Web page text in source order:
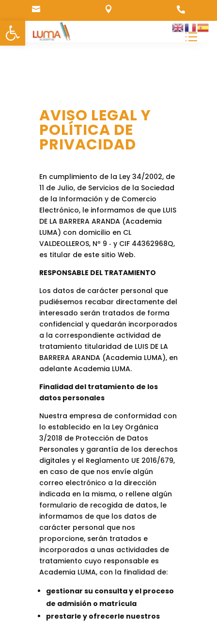
Abrir barra de herramientas
  
AVISO LEGAL Y
POLÍTICA DE
PRIVACIDAD
En cumplimiento de la Ley 34/2002, de
11 de Julio, de Servicios de la Sociedad
de la Información y de Comercio
Electrónico, le informamos de que LUIS
DE LA BARRERA ARANDA (Academia
LUMA) con domicilio en CL
VALDEOLLEROS, Nº 9 ‐ y CIF 44362968Q,
es titular de este sitio Web.
RESPONSABLE DEL TRATAMIENTO
Los datos de carácter personal que
pudiésemos recabar directamente del
interesado serán tratados de forma
confidencial y quedarán incorporados
a la correspondiente actividad de
tratamiento titularidad de LUIS DE LA
BARRERA ARANDA (Academia LUMA), en
adelante Academia LUMA.
Finalidad del tratamiento de los
datos personales
Nuestra empresa de conformidad con
lo establecido en la Ley Orgánica
3/2018 de Protección de Datos
Personales y garantía de los derechos
digitales y el Reglamento UE 2016/679,
en caso de que nos envíe algún
correo electrónico a la dirección
indicada en la misma, o rellene algún
formulario de recogida de datos, le
informamos de que los datos de
carácter personal que nos
proporcione, serán tratados e
incorporados a unas actividades de
tratamiento cuyo responsable es
Academia LUMA, con la finalidad de:
gestionar su consulta y el proceso
de admisión o matrícula
prestarle y ofrecerle nuestros